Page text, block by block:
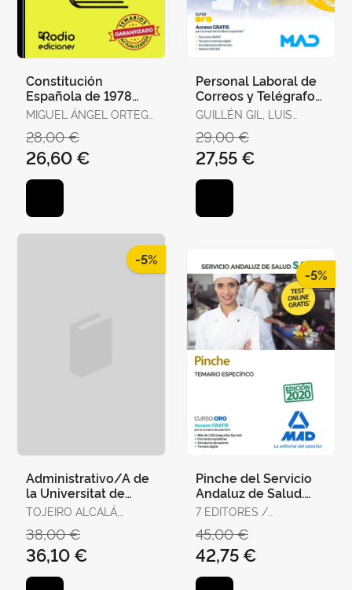
Constitución
Española de 1978
para Oposiciones.
Artículos, Re
MIGUEL ÁNGEL ORTEGA
28,00 €
26,60 €
Personal Laboral de
Correos y Telégrafos.
Temario Volumen 1
GUILLÉN GIL, LUIS
DE CATALUNYA /
GUILLEN DIAZ,
LOURDES ALEJANDRA
29,00 €
27,55 €
-5%
Administrativo/A de
la Universitat de
València. Temario,
Test y Supuestos
Prácti
TOJEIRO ALCALÁ,
38,00 €
36,10 €
-5%
Pinche del Servicio
Andaluz de Salud.
Temario Específico
7 EDITORES /
JOSÉ MANUEL /
SERRANO BARCENA,
ANA MARÍA /
GONZÁLEZ CABALLERO,
45,00 €
42,75 €